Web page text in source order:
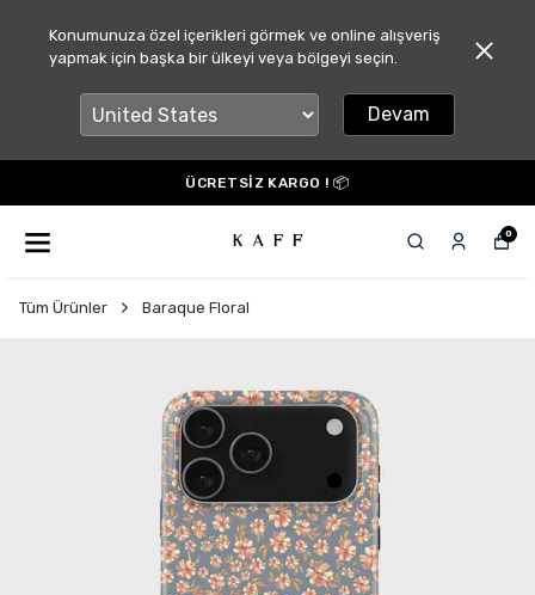
Konumunuza özel içerikleri görmek ve online alışveriş
yapmak için başka bir ülkeyi veya bölgeyi seçin.
Devam
ÜCRETSİZ KARGO ! 📦
0
Tüm Ürünler Baraque Floral